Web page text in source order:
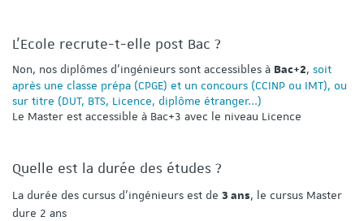
L'Ecole recrute-t-elle post Bac ?
Non, nos diplômes d'ingénieurs sont accessibles à Bac+2, soit
après une classe prépa (CPGE) et un concours (CCINP ou IMT), ou
sur titre (DUT, BTS, Licence, diplôme étranger...)
Le Master est accessible à Bac+3 avec le niveau Licence
Quelle est la durée des études ?
La durée des cursus d'ingénieurs est de 3 ans, le cursus Master
dure 2 ans